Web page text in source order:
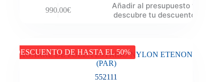
990.00€
Añadir al presupuesto y
descubre tu descuento
DESCUENTO DE HASTA EL 50%
AGARRE DE POLEA ESTRIBO NYLON ETENON
(PAR)
552111